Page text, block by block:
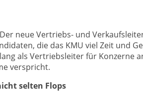
neue Vertriebs- und
die das KMU viel Zeit und
als Vertriebsleiter für Konzerne
verspricht.
selten Flops